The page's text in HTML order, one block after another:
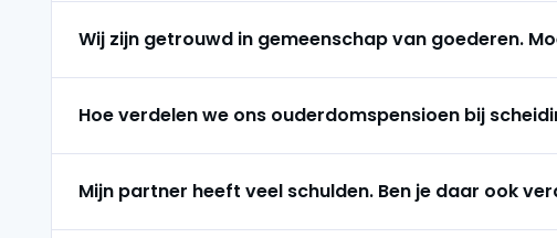
Wij zijn getrouwd in gemeenschap van goederen.
Hoe verdelen we ons ouderdomspensioen bij
Mijn partner heeft veel schulden. Ben je daar ook